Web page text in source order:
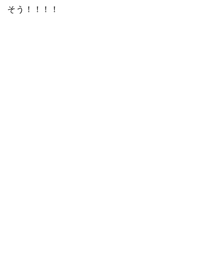
そう！！！！